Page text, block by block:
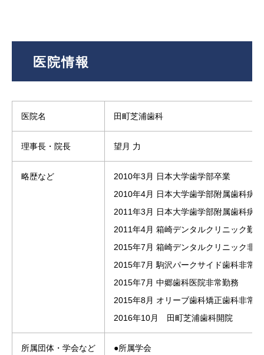
医院情報
医院名 田町芝浦歯科
理事長・院長 望月 力
略歴など
2010年3月 日本大学歯学部卒業
2010年4月 日本大学歯学部附属歯科病
2011年3月 日本大学歯学部附属歯科病
2011年4月 箱崎デンタルクリニック勤務
2015年7月 箱崎デンタルクリニック非
2015年7月 駒沢パークサイド歯科非常
2015年7月 中郷歯科医院非常勤務
2015年8月 オリーブ歯科矯正歯科非常
2016年10月 田町芝浦歯科開院
所属団体・学会など
●所属学会